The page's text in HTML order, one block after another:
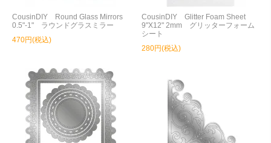
CousinDIY Round Glass Mirrors
0.5"-1" ラウンドグラスミラー
470円(税込)
CousinDIY Glitter Foam Sheet
9"X12" 2mm グリッターフォーム
シート
280円(税込)